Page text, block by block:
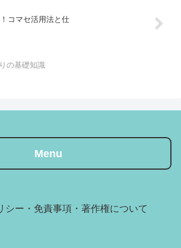
コマセ活用法と仕
の基礎知識
Menu
シー・免責事項・著作権について